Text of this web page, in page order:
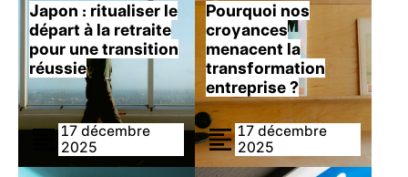
Japon : ritualiser le
départ à la retraite
pour une transition
réussie
17 décembre
2025
Pourquoi nos
croyances
menacent la
transformation
entreprise ?
17 décembre
2025